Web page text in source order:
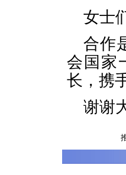
女士
合作
会国家
长，携
谢谢